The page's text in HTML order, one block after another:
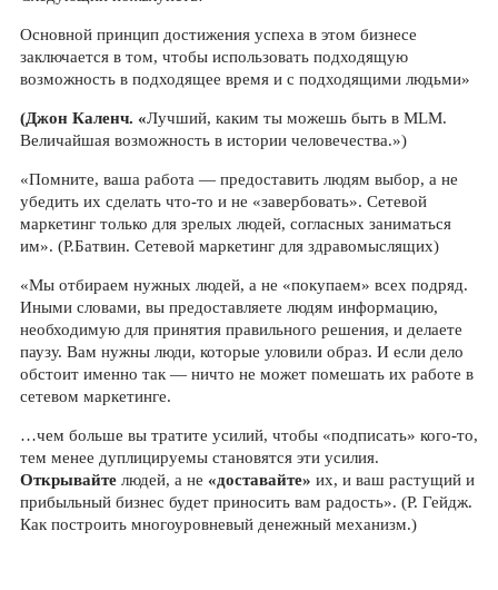
Основной принцип достижения успеха в этом бизнесе
заключается в том, чтобы использовать подходящую
возможность в подходящее время и с подходящими людьми»
(Джон Каленч. «Лучший, каким ты можешь быть в MLM.
Величайшая возможность в истории человечества.»)
«Помните, ваша работа — предоставить людям выбор, а не
убедить их сделать что-то и не «завербовать». Сетевой
маркетинг только для зрелых людей, согласных заниматься
им». (Р.Батвин. Сетевой маркетинг для здравомыслящих)
«Мы отбираем нужных людей, а не «покупаем» всех подряд.
Иными словами, вы предоставляете людям информацию,
необходимую для принятия правильного решения, и делаете
паузу. Вам нужны люди, которые уловили образ. И если дело
обстоит именно так — ничто не может помешать их работе в
сетевом маркетинге.
…чем больше вы тратите усилий, чтобы «подписать» кого-то,
тем менее дуплицируемы становятся эти усилия.
Открывайтелюдей, а не «доставайте» их, и ваш растущий и
прибыльный бизнес будет приносить вам радость». (Р. Гейдж.
Как построить многоуровневый денежный механизм.)